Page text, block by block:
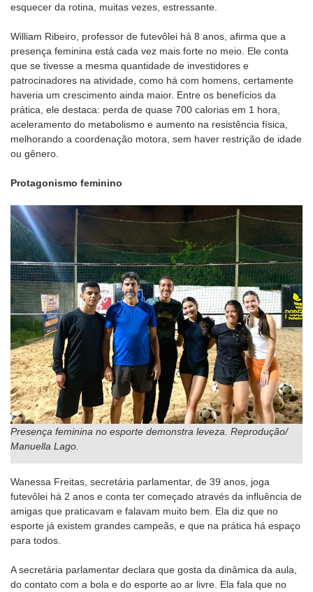
esquecer da rotina, muitas vezes, estressante.
William Ribeiro, professor de futevôlei há 8 anos, afirma que a
presença feminina está cada vez mais forte no meio. Ele conta
que se tivesse a mesma quantidade de investidores e
patrocinadores na atividade, como há com homens, certamente
haveria um crescimento ainda maior. Entre os benefícios da
prática, ele destaca: perda de quase 700 calorias em 1 hora,
aceleramento do metabolismo e aumento na resistência física,
melhorando a coordenação motora, sem haver restrição de idade
ou gênero.
Protagonismo feminino
Presença feminina no esporte demonstra leveza. Reprodução/
Manuella Lago.
Wanessa Freitas, secretária parlamentar, de 39 anos, joga
futevôlei há 2 anos e conta ter começado através da influência de
amigas que praticavam e falavam muito bem. Ela diz que no
esporte já existem grandes campeãs, e que na prática há espaço
para todos.
A secretária parlamentar declara que gosta da dinâmica da aula,
do contato com a bola e do esporte ao ar livre. Ela fala que no